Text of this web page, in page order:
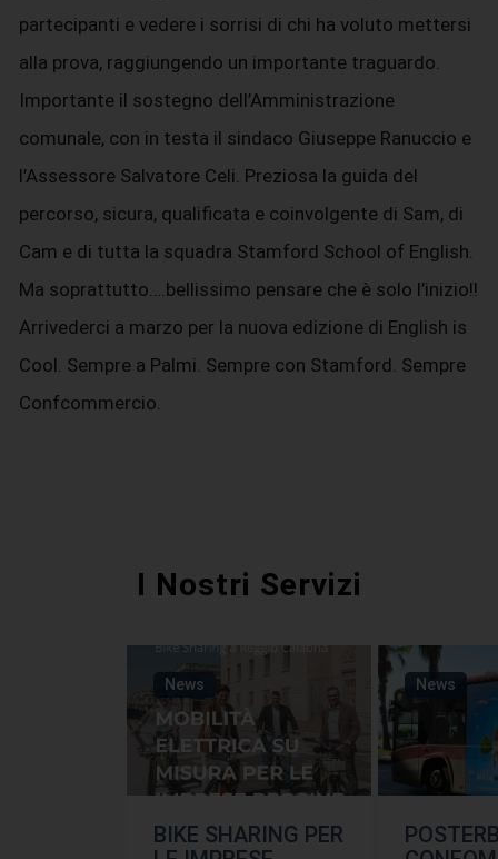
partecipanti e vedere i sorrisi di chi ha voluto mettersi
alla prova, raggiungendo un importante traguardo.
Importante il sostegno dell’Amministrazione
comunale, con in testa il sindaco Giuseppe Ranuccio e
l’Assessore Salvatore Celi. Preziosa la guida del
percorso, sicura, qualificata e coinvolgente di Sam, di
Cam e di tutta la squadra Stamford School of English.
Ma soprattutto….bellissimo pensare che è solo l’inizio!!
Arrivederci a marzo per la nuova edizione di English is
Cool. Sempre a Palmi. Sempre con Stamford. Sempre
Confcommercio.
I Nostri Servizi
News
BIKE SHARING PER
News